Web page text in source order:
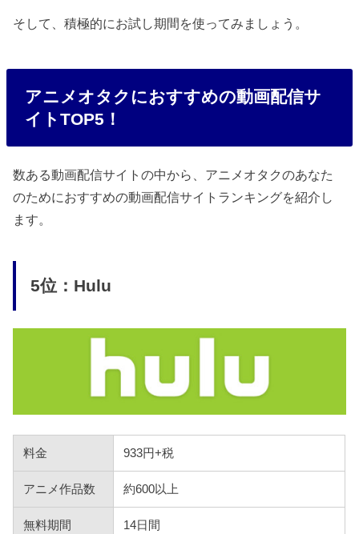
そして、積極的にお試し期間を使ってみましょう。
アニメオタクにおすすめの動画配信サ
イトTOP5！
数ある動画配信サイトの中から、アニメオタクのあなた
のためにおすすめの動画配信サイトランキングを紹介し
ます。
5位：Hulu
料金 933円+税
アニメ作品数 約600以上
無料期間 14日間